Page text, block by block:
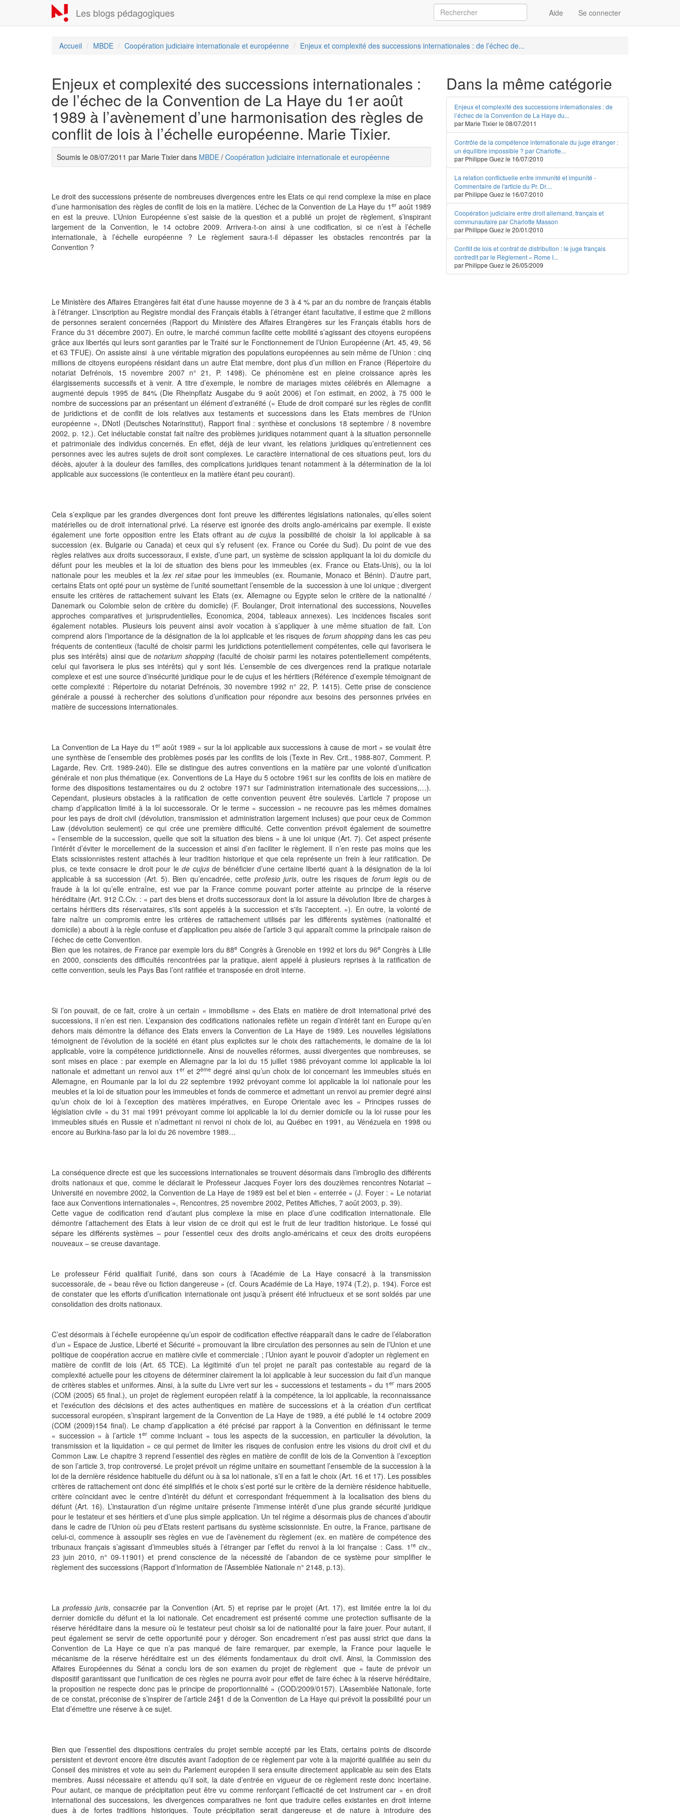
contenu
Les blogs pédagogiques Aide Se connecter
Accueil MBDE Coopération judiciaire internationale et européenne Enjeux et complexité des successions internationales : de l’échec de...
Enjeux et complexité des successions internationales :
de l’échec de la Convention de La Haye du 1er août
1989 à l’avènement d’une harmonisation des règles de
conflit de lois à l’échelle européenne. Marie Tixier.
Soumis le 08/07/2011 par Marie Tixier dans MBDE / Coopération judiciaire internationale et européenne
Le droit des successions présente de nombreuses divergences entre les Etats ce qui rend complexe la mise en place
d’une harmonisation des règles de conflit de lois en la matière. L’échec de la Convention de La Haye du 1 eraoût 1989
en est la preuve. L’Union Européenne s’est saisie de la question et a publié un projet de règlement, s’inspirant
largement de la Convention, le 14 octobre 2009. Arrivera-t-on ainsi à une codification, si ce n’est à l’échelle
internationale, à l’échelle européenne ? Le règlement saura-t-il dépasser les obstacles rencontrés par la
Convention ?
Le Ministère des Affaires Etrangères fait état d’une hausse moyenne de 3 à 4 % par an du nombre de français établis
à l’étranger. L’inscription au Registre mondial des Français établis à l’étranger étant facultative, il estime que 2 millions
de personnes seraient concernées (Rapport du Ministère des Affaires Etrangères sur les Français établis hors de
France du 31 décembre 2007). En outre, le marché commun facilite cette mobilité s’agissant des citoyens européens
grâce aux libertés qui leurs sont garanties par le Traité sur le Fonctionnement de l’Union Européenne (Art. 45, 49, 56
et 63 TFUE). On assiste ainsi à une véritable migration des populations européennes au sein même de l’Union : cinq
millions de citoyens européens résidant dans un autre Etat membre, dont plus d’un million en France (Répertoire du
notariat Defrénois, 15 novembre 2007 n° 21, P. 1498). Ce phénomène est en pleine croissance après les
élargissements successifs et à venir. A titre d’exemple, le nombre de mariages mixtes célébrés en Allemagne a
augmenté depuis 1995 de 84% (Die Rheinpflatz Ausgabe du 9 août 2006) et l’on estimait, en 2002, à 75 000 le
nombre de successions par an présentant un élément d’extranéité (« Etude de droit comparé sur les règles de conflit
de juridictions et de conflit de lois relatives aux testaments et successions dans les Etats membres de l'Union
européenne », DNotI (Deutsches Notarinstitut), Rapport final : synthèse et conclusions 18 septembre / 8 novembre
2002, p. 12.). Cet inéluctable constat fait naître des problèmes juridiques notamment quant à la situation personnelle
et patrimoniale des individus concernés. En effet, déjà de leur vivant, les relations juridiques qu’entretiennent ces
personnes avec les autres sujets de droit sont complexes. Le caractère international de ces situations peut, lors du
décès, ajouter à la douleur des familles, des complications juridiques tenant notamment à la détermination de la loi
applicable aux successions (le contentieux en la matière étant peu courant).
Cela s’explique par les grandes divergences dont font preuve les différentes législations nationales, qu’elles soient
matérielles ou de droit international privé. La réserve est ignorée des droits anglo-américains par exemple. Il existe
également une forte opposition entre les Etats offrant au de cujus la possibilité de choisir la loi applicable à sa
succession (ex. Bulgarie ou Canada) et ceux qui s’y refusent (ex. France ou Corée du Sud). Du point de vue des
règles relatives aux droits successoraux, il existe, d’une part, un système de scission appliquant la loi du domicile du
défunt pour les meubles et la loi de situation des biens pour les immeubles (ex. France ou Etats-Unis), ou la loi
nationale pour les meubles et lalex rei sitaepour les immeubles (ex. Roumanie, Monaco et Bénin). D’autre part,
certains Etats ont opté pour un système de l’unité soumettant l’ensemble de la succession à une loi unique ; divergent
ensuite les critères de rattachement suivant les Etats (ex. Allemagne ou Egypte selon le critère de la nationalité /
Danemark ou Colombie selon de critère du domicile) (F. Boulanger, Droit international des successions, Nouvelles
approches comparatives et jurisprudentielles, Economica, 2004, tableaux annexes). Les incidences fiscales sont
également notables. Plusieurs lois peuvent ainsi avoir vocation à s’appliquer à une même situation de fait. L’on
comprend alors l’importance de la désignation de la loi applicable et les risques deforum shoppingdans les cas peu
fréquents de contentieux (faculté de choisir parmi les juridictions potentiellement compétentes, celle qui favorisera le
plus ses intérêts) ainsi que denotarium shopping(faculté de choisir parmi les notaires potentiellement compétents,
celui qui favorisera le plus ses intérêts) qui y sont liés. L’ensemble de ces divergences rend la pratique notariale
complexe et est une source d’insécurité juridique pour le de cujus et les héritiers (Référence d’exemple témoignant de
cette complexité : Répertoire du notariat Defrénois, 30 novembre 1992 n° 22, P. 1415). Cette prise de conscience
générale a poussé à rechercher des solutions d’unification pour répondre aux besoins des personnes privées en
matière de successions internationales.
La Convention de La Haye du 1 eraoût 1989 « sur la loi applicable aux successions à cause de mort » se voulait être
une synthèse de l’ensemble des problèmes posés par les conflits de lois (Texte in Rev. Crit., 1988-807, Comment. P.
Lagarde, Rev. Crit. 1989-240). Elle se distingue des autres conventions en la matière par une volonté d’unification
générale et non plus thématique (ex. Conventions de La Haye du 5 octobre 1961 sur les conflits de lois en matière de
forme des dispositions testamentaires ou du 2 octobre 1971 sur l’administration internationale des successions,…).
Cependant, plusieurs obstacles à la ratification de cette convention peuvent être soulevés. L’article 7 propose un
champ d’application limité à la loi successorale. Or le terme « succession » ne recouvre pas les mêmes domaines
pour les pays de droit civil (dévolution, transmission et administration largement incluses) que pour ceux de Common
Law (dévolution seulement) ce qui crée une première difficulté. Cette convention prévoit également de soumettre
« l’ensemble de la succession, quelle que soit la situation des biens » à une loi unique (Art. 7). Cet aspect présente
l’intérêt d’éviter le morcellement de la succession et ainsi d’en faciliter le règlement. Il n’en reste pas moins que les
Etats scissionnistes restent attachés à leur tradition historique et que cela représente un frein à leur ratification. De
plus, ce texte consacre le droit pour lede cujusde bénéficier d’une certaine liberté quant à la désignation de la loi
applicable à sa succession (Art. 5). Bien qu’encadrée, cette profesio juris, outre les risques de forum legis ou de
fraude à la loi qu’elle entraîne, est vue par la France comme pouvant porter atteinte au principe de la réserve
héréditaire (Art. 912 C.Civ. : « part des biens et droits successoraux dont la loi assure la dévolution libre de charges à
certains héritiers dits réservataires, s'ils sont appelés à la succession et s'ils l'acceptent. »). En outre, la volonté de
faire naître un compromis entre les critères de rattachement utilisés par les différents systèmes (nationalité et
domicile) a abouti à la règle confuse et d’application peu aisée de l’article 3 qui apparaît comme la principale raison de
l’échec de cette Convention.
Bien que les notaires, de France par exemple lors du 88e Congrès à Grenoble en 1992 et lors du 96eCongrès à Lille
en 2000, conscients des difficultés rencontrées par la pratique, aient appelé à plusieurs reprises à la ratification de
cette convention, seuls les Pays Bas l’ont ratifiée et transposée en droit interne.
Si l’on pouvait, de ce fait, croire à un certain « immobilisme » des Etats en matière de droit international privé des
successions, il n’en est rien. L’expansion des codifications nationales reflète un regain d’intérêt tant en Europe qu’en
dehors mais démontre la défiance des Etats envers la Convention de La Haye de 1989. Les nouvelles législations
témoignent de l’évolution de la société en étant plus explicites sur le choix des rattachements, le domaine de la loi
applicable, voire la compétence juridictionnelle. Ainsi de nouvelles réformes, aussi divergentes que nombreuses, se
sont mises en place : par exemple en Allemagne par la loi du 15 juillet 1986 prévoyant comme loi applicable la loi
nationale et admettant un renvoi aux 1 eret 2èmedegré ainsi qu’un choix de loi concernant les immeubles situés en
Allemagne, en Roumanie par la loi du 22 septembre 1992 prévoyant comme loi applicable la loi nationale pour les
meubles et la loi de situation pour les immeubles et fonds de commerce et admettant un renvoi au premier degré ainsi
qu’un choix de loi à l’exception des matières impératives, en Europe Orientale avec les « Principes russes de
législation civile » du 31 mai 1991 prévoyant comme loi applicable la loi du dernier domicile ou la loi russe pour les
immeubles situés en Russie et n’admettant ni renvoi ni choix de loi, au Québec en 1991, au Vénézuela en 1998 ou
encore au Burkina-faso par la loi du 26 novembre 1989…
La conséquence directe est que les successions internationales se trouvent désormais dans l’imbroglio des différents
droits nationaux et que, comme le déclarait le Professeur Jacques Foyer lors des douzièmes rencontres Notariat –
Université en novembre 2002, la Convention de La Haye de 1989 est bel et bien « enterrée » (J. Foyer : « Le notariat
face aux Conventions internationales », Rencontres, 25 novembre 2002, Petites Affiches, 7 août 2003, p. 39).
Cette vague de codification rend d’autant plus complexe la mise en place d’une codification internationale. Elle
démontre l’attachement des Etats à leur vision de ce droit qui est le fruit de leur tradition historique. Le fossé qui
sépare les différents systèmes – pour l’essentiel ceux des droits anglo-américains et ceux des droits européens
nouveaux – se creuse davantage.
Le professeur Férid qualifiait l’unité, dans son cours à l’Académie de La Haye consacré à la transmission
successorale, de « beau rêve ou fiction dangereuse » (cf. Cours Académie de La Haye, 1974 (T.2), p. 194). Force est
de constater que les efforts d’unification internationale ont jusqu’à présent été infructueux et se sont soldés par une
consolidation des droits nationaux.
C’est désormais à l’échelle européenne qu’un espoir de codification effective réapparaît dans le cadre de l’élaboration
d’un « Espace de Justice, Liberté et Sécurité » promouvant la libre circulation des personnes au sein de l’Union et une
politique de coopération accrue en matière civile et commerciale ; l’Union ayant le pouvoir d’adopter un règlement en
matière de conflit de lois (Art. 65 TCE). La légitimité d’un tel projet ne paraît pas contestable au regard de la
complexité actuelle pour les citoyens de déterminer clairement la loi applicable à leur succession du fait d’un manque
de critères stables et uniformes. Ainsi, à la suite du Livre vert sur les « successions et testaments » du 1er mars 2005
(COM (2005) 65 final.), un projet de règlement européen relatif à la compétence, la loi applicable, la reconnaissance
et l'exécution des décisions et des actes authentiques en matière de successions et à la création d'un certificat
successoral européen, s’inspirant largement de la Convention de La Haye de 1989, a été publié le 14 octobre 2009
(COM (2009)154 final). Le champ d’application a été précisé par rapport à la Convention en définissant le terme
« succession » à l’article 1er comme incluant « tous les aspects de la succession, en particulier la dévolution, la
transmission et la liquidation » ce qui permet de limiter les risques de confusion entre les visions du droit civil et du
Common Law. Le chapitre 3 reprend l’essentiel des règles en matière de conflit de lois de la Convention à l’exception
de son l’article 3, trop controversé. Le projet prévoit un régime unitaire en soumettant l’ensemble de la succession à la
loi de la dernière résidence habituelle du défunt ou à sa loi nationale, s’il en a fait le choix (Art. 16 et 17). Les possibles
critères de rattachement ont donc été simplifiés et le choix s’est porté sur le critère de la dernière résidence habituelle,
critère coïncidant avec le centre d’intérêt du défunt et correspondant fréquemment à la localisation des biens du
défunt (Art. 16). L’instauration d’un régime unitaire présente l’immense intérêt d’une plus grande sécurité juridique
pour le testateur et ses héritiers et d’une plus simple application. Un tel régime a désormais plus de chances d’aboutir
dans le cadre de l’Union où peu d’Etats restent partisans du système scissionniste. En outre, la France, partisane de
celui-ci, commence à assouplir ses règles en vue de l’avènement du règlement (ex. en matière de compétence des
tribunaux français s’agissant d’immeubles situés à l’étranger par l’effet du renvoi à la loi française : Cass. 1 reciv.,
23 juin 2010, n° 09-11901) et prend conscience de la nécessité de l’abandon de ce système pour simplifier le
règlement des successions (Rapport d’information de l’Assemblée Nationale n° 2148, p.13).
La professio juris, consacrée par la Convention (Art. 5) et reprise par le projet (Art. 17), est limitée entre la loi du
dernier domicile du défunt et la loi nationale. Cet encadrement est présenté comme une protection suffisante de la
réserve héréditaire dans la mesure où le testateur peut choisir sa loi de nationalité pour la faire jouer. Pour autant, il
peut également se servir de cette opportunité pour y déroger. Son encadrement n’est pas aussi strict que dans la
Convention de La Haye ce que n’a pas manqué de faire remarquer, par exemple, la France pour laquelle le
mécanisme de la réserve héréditaire est un des éléments fondamentaux du droit civil. Ainsi, la Commission des
Affaires Européennes du Sénat a conclu lors de son examen du projet de règlement que « faute de prévoir un
dispositif garantissant que l'unification de ces règles ne pourra avoir pour effet de faire échec à la réserve héréditaire,
la proposition ne respecte donc pas le principe de proportionnalité » (COD/2009/0157). L’Assemblée Nationale, forte
de ce constat, préconise de s’inspirer de l’article 24§1 d de la Convention de La Haye qui prévoit la possibilité pour un
Etat d’émettre une réserve à ce sujet.
Bien que l’essentiel des dispositions centrales du projet semble accepté par les Etats, certains points de discorde
persistent et devront encore être discutés avant l’adoption de ce règlement par vote à la majorité qualifiée au sein du
Conseil des ministres et vote au sein du Parlement européen Il sera ensuite directement applicable au sein des Etats
membres. Aussi nécessaire et attendu qu’il soit, la date d’entrée en vigueur de ce règlement reste donc incertaine.
Pour autant, ce manque de précipitation peut être vu comme renforçant l’efficacité de cet instrument car « en droit
international des successions, les divergences comparatives ne font que traduire celles existantes en droit interne
dues à de fortes traditions historiques. Toute précipitation serait dangereuse et de nature à introduire des
Dans la même catégorie
Enjeux et complexité des successions internationales : de
l’échec de la Convention de La Haye du...
par Marie Tixier le 08/07/2011
Contrôle de la compétence internationale du juge étranger :
un équilibre impossible ? par Charlotte...
par Philippe Guez le 16/07/2010
La relation conflictuelle entre immunité et impunité -
Commentaire de l'article du Pr. Dr....
par Philippe Guez le 16/07/2010
Coopération judiciaire entre droit allemand, français et
communautaire par Charlotte Masson
par Philippe Guez le 20/01/2010
Conflit de lois et contrat de distribution : le juge français
contredit par le Règlement « Rome I...
par Philippe Guez le 26/05/2009